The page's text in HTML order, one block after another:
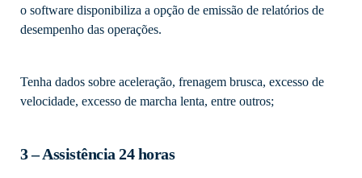
o software disponibiliza a opção de emissão de relatórios de
desempenho das operações.
Tenha dados sobre aceleração, frenagem brusca, excesso de
velocidade, excesso de marcha lenta, entre outros;
3 – Assistência 24 horas